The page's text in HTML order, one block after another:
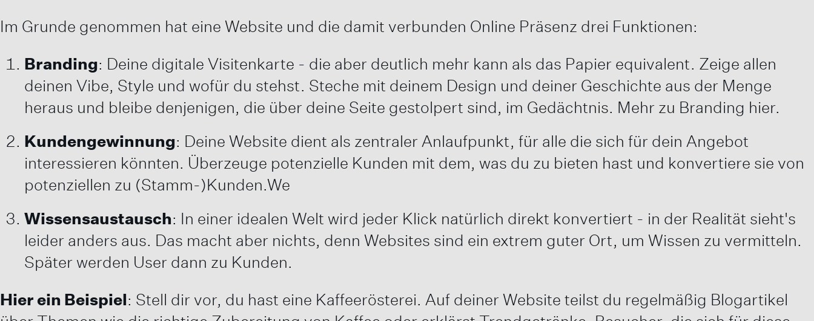
Im Grunde genommen hat eine Website und die damit verbunden Online Präsenz drei Funktionen:
Branding: Deine digitale Visitenkarte - die aber deutlich mehr kann als das Papier equivalent. Zeige allen
deinen Vibe, Style und wofür du stehst. Steche mit deinem Design und deiner Geschichte aus der Menge
heraus und bleibe denjenigen, die über deine Seite gestolpert sind, im Gedächtnis. Mehr zu Branding hier.
Kundengewinnung: Deine Website dient als zentraler Anlaufpunkt, für alle die sich für dein Angebot
interessieren könnten. Überzeuge potenzielle Kunden mit dem, was du zu bieten hast und konvertiere sie von
potenziellen zu (Stamm-)Kunden.We
Wissensaustausch: In einer idealen Welt wird jeder Klick natürlich direkt konvertiert - in der Realität sieht's
leider anders aus. Das macht aber nichts, denn Websites sind ein extrem guter Ort, um Wissen zu vermitteln.
Später werden User dann zu Kunden.
Hier ein Beispiel: Stell dir vor, du hast eine Kaffeerösterei. Auf deiner Website teilst du regelmäßig Blogartikel